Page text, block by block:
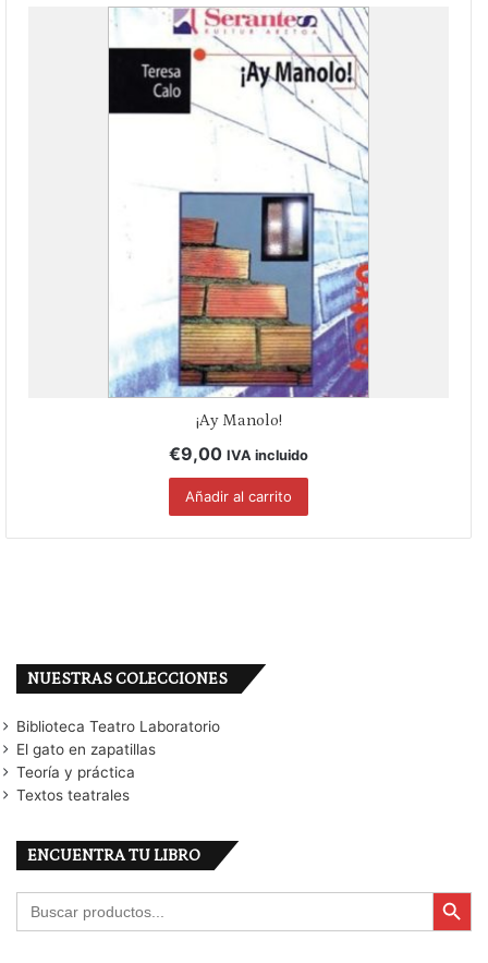
¡Ay Manolo!
€9,00 IVA incluido
Añadir al carrito
NUESTRAS COLECCIONES
Biblioteca Teatro Laboratorio
El gato en zapatillas
Teoría y práctica
Textos teatrales
ENCUENTRA TU LIBRO
Buscar: Botón de